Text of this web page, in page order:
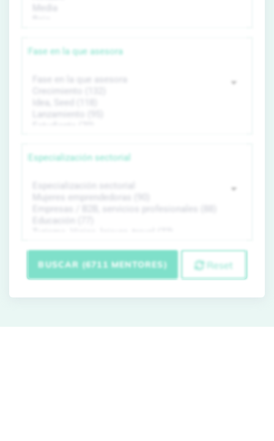
Fase en la que asesora
Especialización sectorial
BUSCAR (6711 MENTORES) Reset